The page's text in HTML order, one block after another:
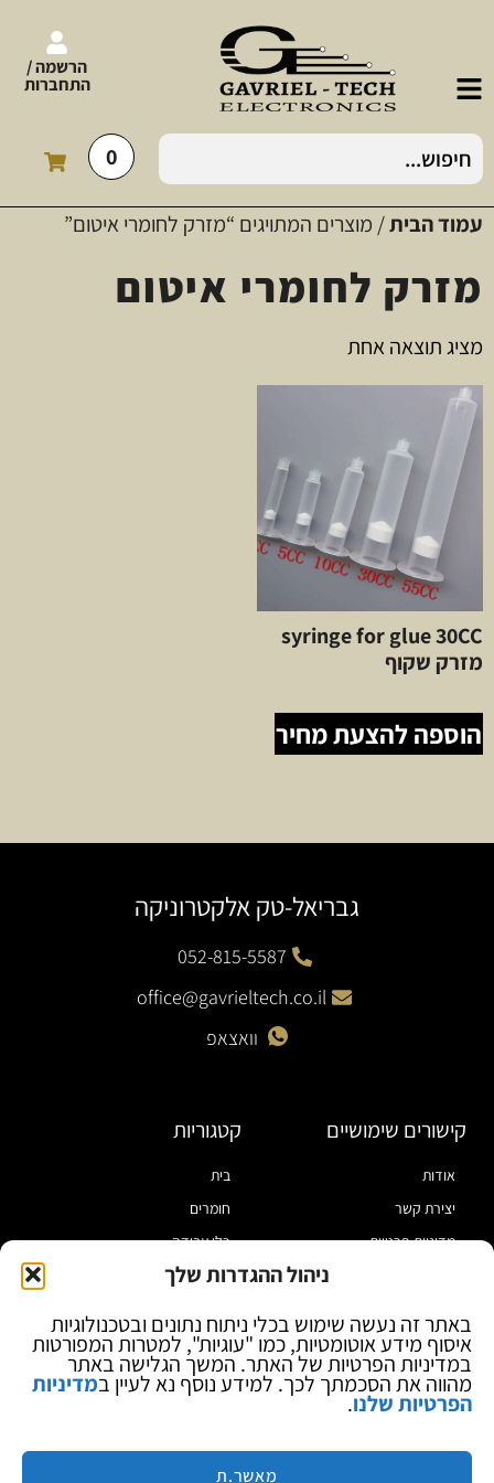
ניהול ההגדרות שלך
באתר זה נעשה שימוש בכלי ניתוח נתונים ובטכנולוגיות
איסוף מידע אוטומטיות, כמו "עוגיות", למטרות המפורטות
במדיניות הפרטיות של האתר. המשך הגלישה באתר
מהווה את הסכמתך לכך. למידע נוסף נא לעיין במדיניות
הפרטיות שלנו.
מאשר.ת
הרשמה /
התחברות
0
עמוד הבית/ מוצרים המתויגים “מזרק לחומרי איטום”
מזרק לחומרי איטום
מציג תוצאה אחת
syringe for glue 30CC
מזרק שקוף
הוספה להצעת מחיר
גבריאל-טק אלקטרוניקה
052-815-5587
office@gavrieltech.co.il
וואצאפ
קישורים שימושיים
אודות
יצירת קשר
מדיניות פרטיות
בלוג
קטגוריות
בית
חומרים
כלי עבודה
מוצרי הלחמה
ספקי כח ומודדים
ציוד אופטי להגדלה
מותגים